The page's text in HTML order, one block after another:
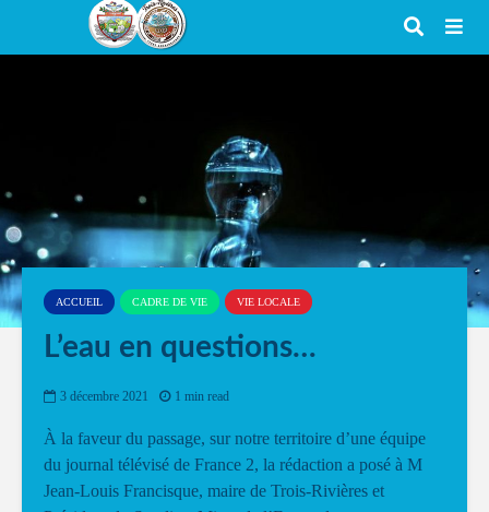
ACCUEIL CADRE DE VIE VIE LOCALE
L’eau en questions…
3 décembre 2021 1 min read
À la faveur du passage, sur notre territoire d’une équipe
du journal télévisé de France 2, la rédaction a posé à M
Jean-Louis Francisque, maire de Trois-Rivières et